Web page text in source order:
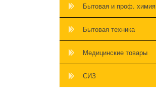
Бытовая и проф. химия
Бытовая техника
Медицинские товары
СИЗ